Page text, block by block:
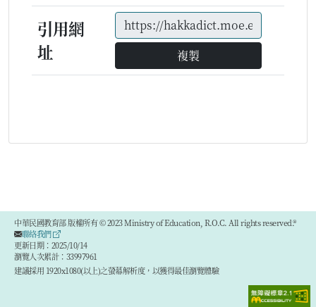
引用網
址
複製
中華民國教育部 版權所有 © 2023 Ministry of Education, R.O.C. All rights reserved.®
聯絡我們
更新日期：2025/10/14
瀏覽人次累計：33997961
建議採用 1920x1080(以上)之螢幕解析度，以獲得最佳瀏覽體驗